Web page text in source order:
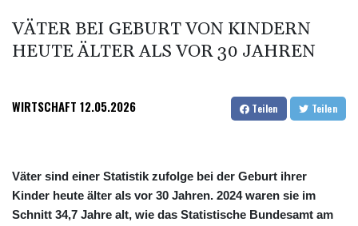
VÄTER BEI GEBURT VON KINDERN
HEUTE ÄLTER ALS VOR 30 JAHREN
WIRTSCHAFT 12.05.2026 Teilen Teilen
Väter sind einer Statistik zufolge bei der Geburt ihrer
Kinder heute älter als vor 30 Jahren. 2024 waren sie im
Schnitt 34,7 Jahre alt, wie das Statistische Bundesamt am